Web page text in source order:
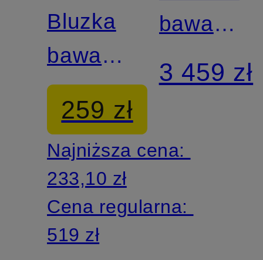
Bluzka
bawarska
LAILA
259 zł
Najniższa cena:
233,10 zł
Cena regularna:
519 zł
bawarska
z
aksamitu
3 459 zł